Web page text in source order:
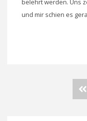
und mir schien es
Seitennummerierung